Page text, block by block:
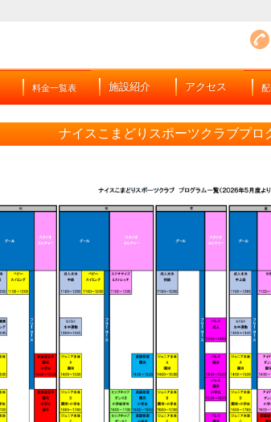
料金一覧表 施設紹介 アクセス
ナイスこまどりスポーツクラブプロ